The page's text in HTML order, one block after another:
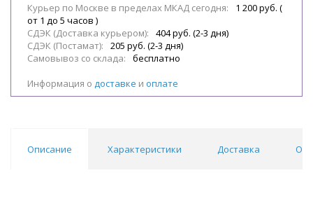
Курьер по Москве в пределах МКАД сегодня:
1 200 руб. (
от 1 до 5 часов )
СДЭК (Доставка курьером):
404 руб. (2-3 дня)
СДЭК (Постамат):
205 руб. (2-3 дня)
Самовывоз со склада:
бесплатно
Информация о доставке и оплате
Описание Характеристики Доставка